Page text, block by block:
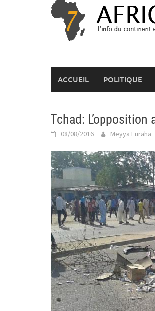
ACCUEIL POLITIQUE
Tchad:
08/08/2016 Meyya Furaha